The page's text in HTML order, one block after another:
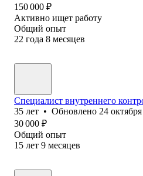
150 000 ₽
Активно ищет работу
Общий опыт
22 года 8 месяцев
Специалист внутреннего
35 лет • Обновлено 24
30 000 ₽
Общий опыт
15 лет 9 месяцев